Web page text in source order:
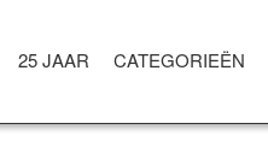
25 JAAR CATEGORIEËN